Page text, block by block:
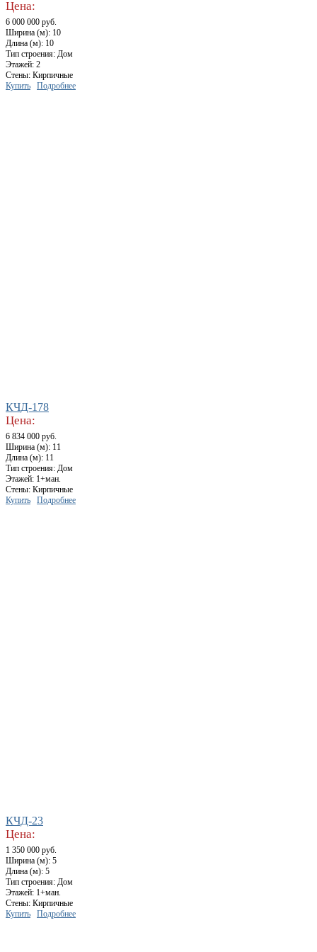
Цена:
6 000 000 руб.
Ширина (м): 10
Длина (м): 10
Тип строения: Дом
Этажей: 2
Стены: Кирпичные
Купить
Подробнее
КЧД-178
Цена:
6 834 000 руб.
Ширина (м): 11
Длина (м): 11
Тип строения: Дом
Этажей: 1+ман.
Стены: Кирпичные
Купить
Подробнее
КЧД-23
Цена:
1 350 000 руб.
Ширина (м): 5
Длина (м): 5
Тип строения: Дом
Этажей: 1+ман.
Стены: Кирпичные
Купить
Подробнее